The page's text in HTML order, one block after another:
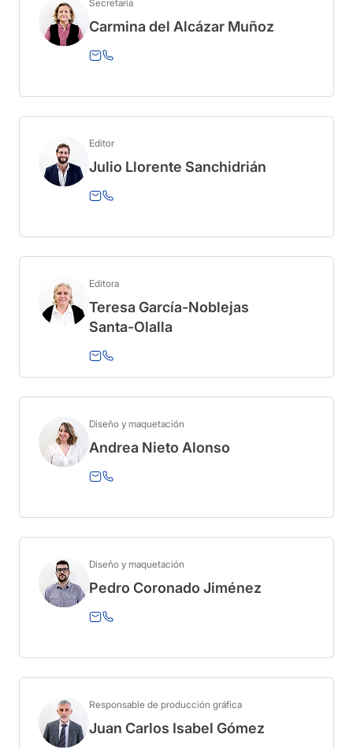
Secretaría
Carmina del Alcázar Muñoz
Editor
Julio Llorente Sanchidrián
Editora
Teresa García-Noblejas
Santa-Olalla
Diseño y maquetación
Andrea Nieto Alonso
Diseño y maquetación
Pedro Coronado Jiménez
Responsable de producción gráfica
Juan Carlos Isabel Gómez